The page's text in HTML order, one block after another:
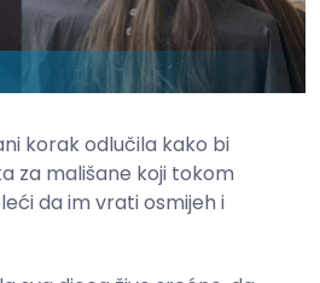
korak odlučila kako bi
za mališane koji tokom
da im vrati osmijeh i